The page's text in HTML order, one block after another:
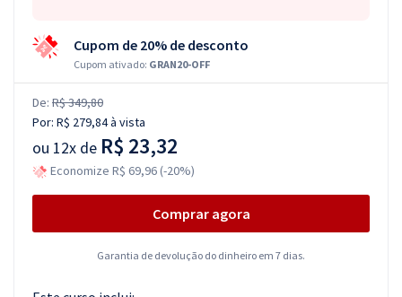
Cupom de 20% de desconto
Cupom ativado: GRAN20-OFF
De: R$ 349,80
Por: R$ 279,84à vista
ou 12x de R$ 23,32
Economize R$ 69,96 (-20%)
Comprar agora
Garantia de devolução do dinheiro em 7 dias.